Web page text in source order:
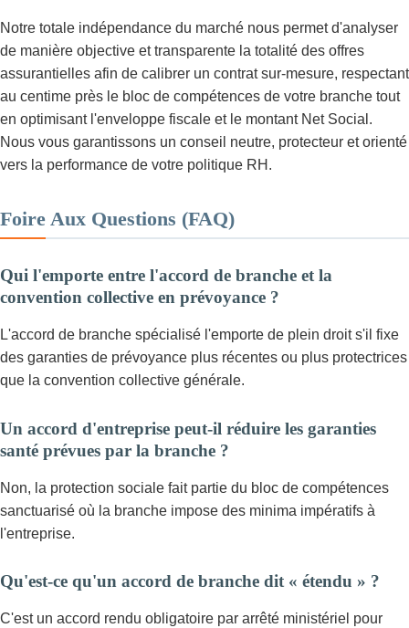
Notre totale indépendance du marché nous permet d'analyser
de manière objective et transparente la totalité des offres
assurantielles afin de calibrer un contrat sur-mesure, respectant
au centime près le bloc de compétences de votre branche tout
en optimisant l'enveloppe fiscale et le montant Net Social.
Nous vous garantissons un conseil neutre, protecteur et orienté
vers la performance de votre politique RH.
Foire Aux Questions (FAQ)
Qui l'emporte entre l'accord de branche et la
convention collective en prévoyance ?
L'accord de branche spécialisé l'emporte de plein droit s'il fixe
des garanties de prévoyance plus récentes ou plus protectrices
que la convention collective générale.
Un accord d'entreprise peut-il réduire les garanties
santé prévues par la branche ?
Non, la protection sociale fait partie du bloc de compétences
sanctuarisé où la branche impose des minima impératifs à
l'entreprise.
Qu'est-ce qu'un accord de branche dit « étendu » ?
C'est un accord rendu obligatoire par arrêté ministériel pour